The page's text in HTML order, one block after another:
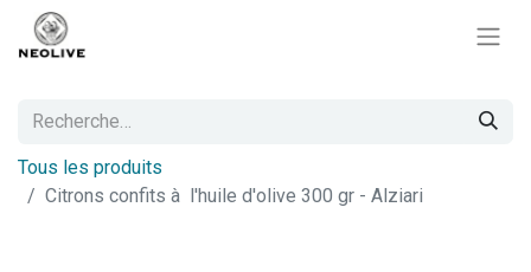
Tous les produits
Citrons confits à l'huile d'olive 300 gr - Alziari